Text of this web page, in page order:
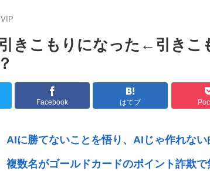
VIP
きこもりになった←引きこ
Facebook はてブ
AIに勝てないことを悟り、AIじゃ作れな
複数名がゴールドカードのポイント詐欺で